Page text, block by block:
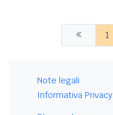
1
Note legali
Informativa Privacy